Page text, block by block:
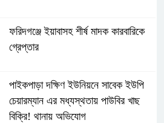
ফরিদগঞ্জে ইয়াবাসহ শীর্ষ মাদক কারবারিকে
গ্রেপ্তার
পাইকপাড়া দক্ষিণ ইউনিয়নে সাবেক ইউপি
চেয়ারম্যান এর মধ্যস্থতায় পাউবির খাছ
বিক্রি! থানায় অভিযোগ